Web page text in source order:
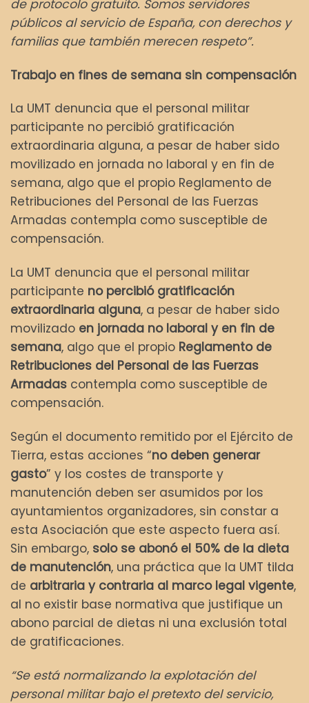
de protocolo gratuito. Somos servidores
públicos al servicio de España, con derechos y
familias que también merecen respeto”.
Trabajo en fines de semana sin compensación
La UMT denuncia que el personal militar
participante no percibió gratificación
extraordinaria alguna, a pesar de haber sido
movilizado en jornada no laboral y en fin de
semana, algo que el propio Reglamento de
Retribuciones del Personal de las Fuerzas
Armadas contempla como susceptible de
compensación.
La UMT denuncia que el personal militar
participante no percibió gratificación
extraordinaria alguna, a pesar de haber sido
movilizado en jornada no laboral y en fin de
semana, algo que el propio Reglamento de
Retribuciones del Personal de las Fuerzas
Armadas contempla como susceptible de
compensación.
Según el documento remitido por el Ejército de
Tierra, estas acciones “no deben generar
gasto” y los costes de transporte y
manutención deben ser asumidos por los
ayuntamientos organizadores, sin constar a
esta Asociación que este aspecto fuera así.
Sin embargo, solo se abonó el 50% de la dieta
de manutención, una práctica que la UMT tilda
de arbitraria y contraria al marco legal vigente,
al no existir base normativa que justifique un
abono parcial de dietas ni una exclusión total
de gratificaciones.
“Se está normalizando la explotación del
personal militar bajo el pretexto del servicio,